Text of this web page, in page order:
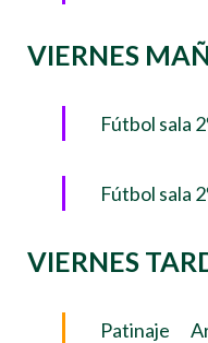
VIERNES
Fútbol sala
Fútbol sala
VIERNES
Patinaje